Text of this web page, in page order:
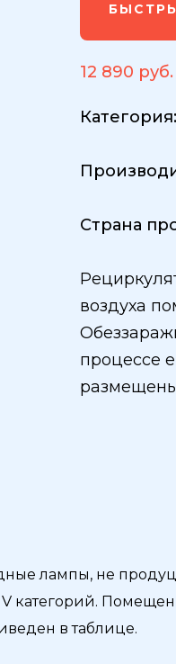
12 890 руб.
Категория:
Страна
воздуха
процессе
лампы, не
в таблице.